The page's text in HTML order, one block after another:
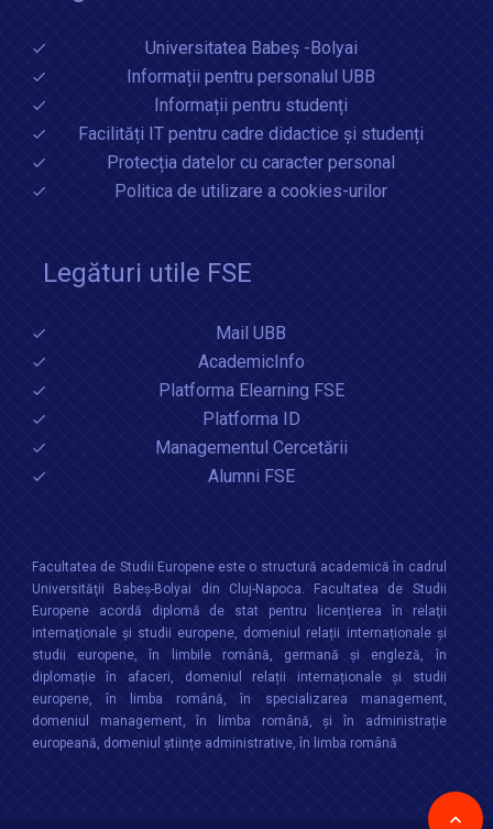
Universitatea Babeș -Bolyai
Informații pentru personalul UBB
Informații pentru studenți
Facilități IT pentru cadre didactice și studenți
Protecția datelor cu caracter personal
Politica de utilizare a cookies-urilor
Legături utile FSE
Mail UBB
AcademicInfo
Platforma Elearning FSE
Platforma ID
Managementul Cercetării
Alumni FSE
Facultatea de Studii Europene este o structură academică în cadrul
Universităţii Babeș-Bolyai din Cluj-Napoca. Facultatea de Studii
Europene acordă diplomă de stat pentru licențierea în relaţii
internaţionale şi studii europene, domeniul relații internaționale şi
studii europene, în limbile română, germană și engleză, în
diplomație în afaceri, domeniul relații internaționale și studii
europene, în limba română, în specializarea management,
domeniul management, în limba română, și în administrație
europeană, domeniul științe administrative, în limba română